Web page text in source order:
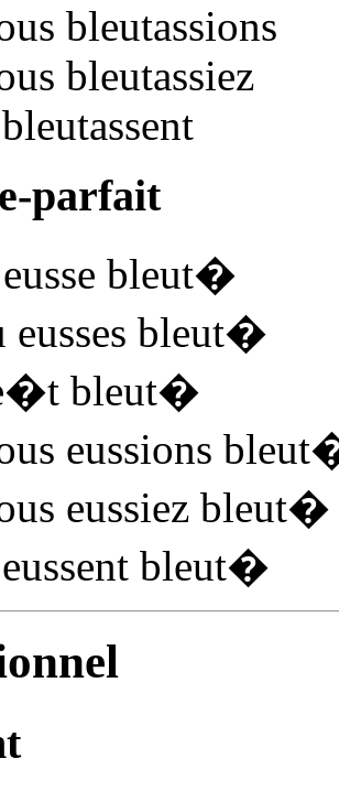
bleutassions
bleutassiez
bleutassent
parfait
eusse bleut�
eusses bleut�
bleut�
eussions bleut
eussiez bleut�
eussent bleut�